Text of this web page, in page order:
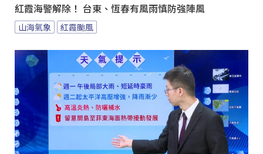
紅霞海警解除！ 台東、恆春有風雨慎防強陣風
山海氣象 紅霞颱風